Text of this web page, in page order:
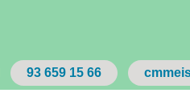
93 659 15 66